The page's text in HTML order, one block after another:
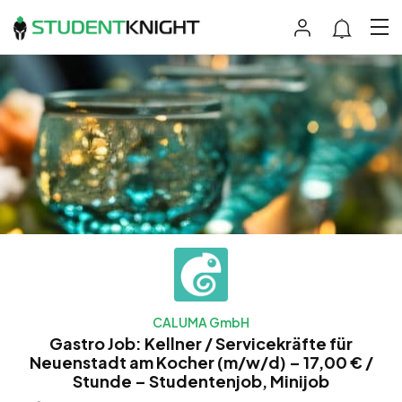
CALUMA GmbH
Gastro Job: Kellner / Servicekräfte für
Neuenstadt am Kocher (m/w/d) – 17,00 € /
Stunde – Studentenjob, Minijob